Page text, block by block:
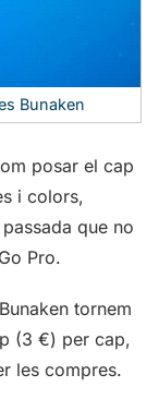
Bunaken
posar el cap
i colors,
que no
Pro.
tornem
(3 €) per cap,
les compres.